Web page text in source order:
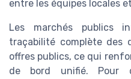
entre les équipes locales
Les marchés publics
traçabilité complète des
offres publics, ce qui
de bord unifié. Pour